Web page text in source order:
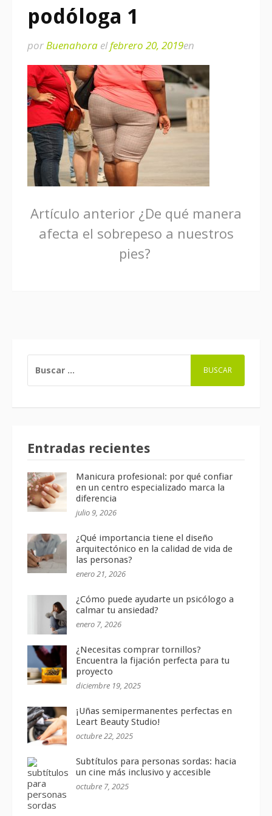
podóloga 1
porBuenahora elfebrero 20, 2019en
Seguir
leyendo
Artículo anterior ¿De qué manera
afecta el sobrepeso a nuestros
pies?
Entradas recientes
Manicura profesional: por qué confiar
en un centro especializado marca la
diferencia
julio 9, 2026
¿Qué importancia tiene el diseño
arquitectónico en la calidad de vida de
las personas?
enero 21, 2026
¿Cómo puede ayudarte un psicólogo a
calmar tu ansiedad?
enero 7, 2026
¿Necesitas comprar tornillos?
Encuentra la fijación perfecta para tu
proyecto
diciembre 19, 2025
¡Uñas semipermanentes perfectas en
Leart Beauty Studio!
octubre 22, 2025
Subtítulos para personas sordas: hacia
un cine más inclusivo y accesible
octubre 7, 2025